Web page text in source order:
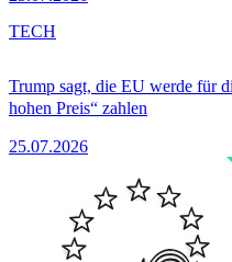
Trump sagt, die EU werde für
hohen Preis“ zahlen
25.07.2026
TECH